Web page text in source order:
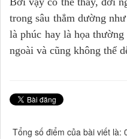
trong sâu thẳm dường
là phúc hay là họa
ngoài và cũng không thể
Tổng số điểm của bài viết là: